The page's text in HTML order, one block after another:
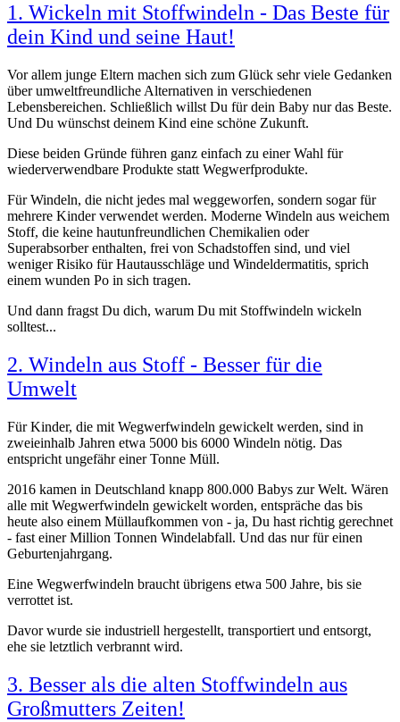
1. Wickeln mit Stoffwindeln - Das Beste für
dein Kind und seine Haut!
Vor allem junge Eltern machen sich zum Glück sehr viele Gedanken
über umweltfreundliche Alternativen in verschiedenen
Lebensbereichen. Schließlich willst Du für dein Baby nur das Beste.
Und Du wünschst deinem Kind eine schöne Zukunft.
Diese beiden Gründe führen ganz einfach zu einer Wahl für
wiederverwendbare Produkte statt Wegwerfprodukte.
Für Windeln, die nicht jedes mal weggeworfen, sondern sogar für
mehrere Kinder verwendet werden. Moderne Windeln aus weichem
Stoff, die keine hautunfreundlichen Chemikalien oder
Superabsorber enthalten, frei von Schadstoffen sind, und viel
weniger Risiko für Hautausschläge und Windeldermatitis, sprich
einem wunden Po in sich tragen.
Und dann fragst Du dich, warum Du mit Stoffwindeln wickeln
solltest...
2. Windeln aus Stoff - Besser für die
Umwelt
Für Kinder, die mit Wegwerfwindeln gewickelt werden, sind in
zweieinhalb Jahren etwa 5000 bis 6000 Windeln nötig. Das
entspricht ungefähr einer Tonne Müll.
2016 kamen in Deutschland knapp 800.000 Babys zur Welt. Wären
alle mit Wegwerfwindeln gewickelt worden, entspräche das bis
heute also einem Müllaufkommen von - ja, Du hast richtig gerechnet
- fast einer Million Tonnen Windelabfall. Und das nur für einen
Geburtenjahrgang.
Eine Wegwerfwindeln braucht übrigens etwa 500 Jahre, bis sie
verrottet ist.
Davor wurde sie industriell hergestellt, transportiert und entsorgt,
ehe sie letztlich verbrannt wird.
3. Besser als die alten Stoffwindeln aus
Großmutters Zeiten!